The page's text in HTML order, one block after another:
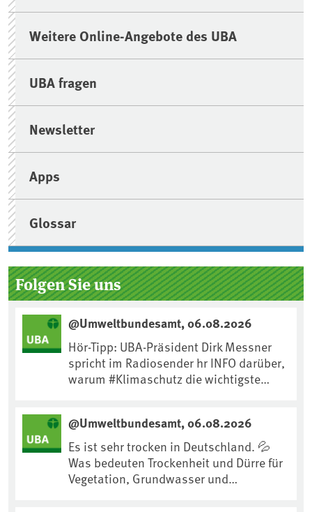
Weitere Online-Angebote des UBA
UBA fragen
Newsletter
Apps
Glossar
Folgen Sie uns
@Umweltbundesamt, 06.08.2026
Hör-Tipp: UBA-Präsident Dirk Messner
spricht im Radiosender hr INFO darüber,
warum #Klimaschutz die wichtigste
https://www.ardsounds.de/episode/urn
:ard:episode:0e7cf1c4b819c26d/
@Umweltbundesamt, 06.08.2026
Es ist sehr trocken in Deutschland. 💦
Was bedeuten Trockenheit und Dürre für
Vegetation, Grundwasser und